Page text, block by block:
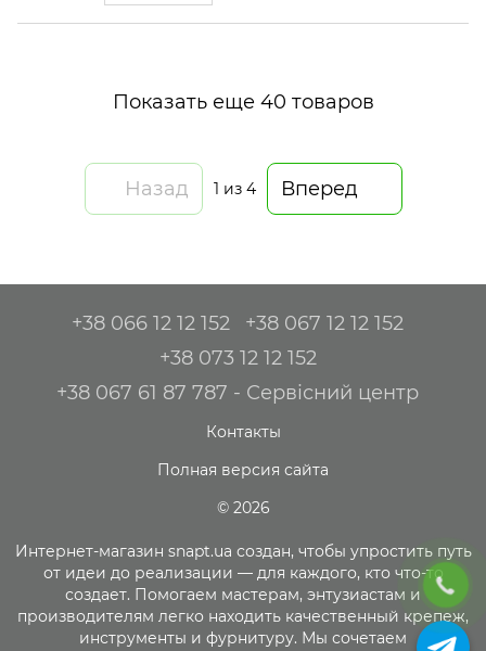
Показать еще 40 товаров
Назад 1 из 4 Вперед
+38 066 12 12 152
+38 067 12 12 152
+38 073 12 12 152
+38 067 61 87 787 - Сервісний центр
Контакты
Полная версия сайта
© 2026
Интернет-магазин snapt.ua создан, чтобы упростить путь
от идеи до реализации — для каждого, кто что-то
создает. Помогаем мастерам, энтузиастам и
производителям легко находить качественный крепеж,
инструменты и фурнитуру. Мы сочетаем